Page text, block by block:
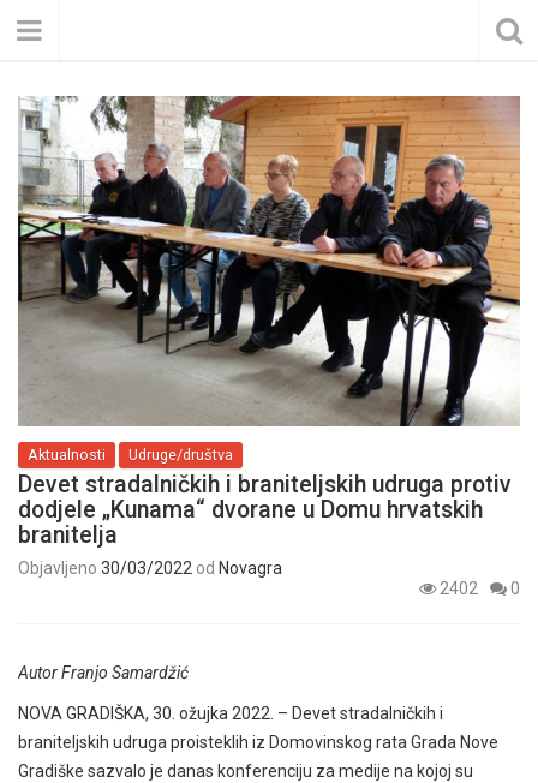
Aktualnosti Udruge/društva
Devet stradalničkih i braniteljskih udruga protiv
dodjele „Kunama“ dvorane u Domu hrvatskih
branitelja
Objavljeno 30/03/2022 od Novagra
2402
0
Autor Franjo Samardžić
NOVA GRADIŠKA, 30. ožujka 2022. – Devet stradalničkih i
braniteljskih udruga proisteklih iz Domovinskog rata Grada Nove
Gradiške sazvalo je danas konferenciju za medije na kojoj su